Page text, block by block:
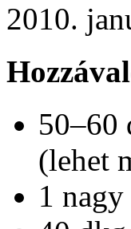
2010.
50–60
(lehet
1